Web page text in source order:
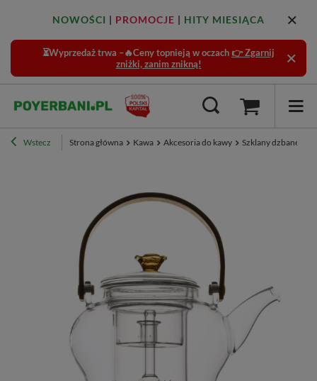
NOWOŚCI | PROMOCJE | HITY MIESIĄCA
⏳Wyprzedaż trwa –🔥Ceny topnieją w oczach 👉 Zgarnij
zniżki, zanim znikną!
Wstecz Strona główna Kawa Akcesoria do kawy Szklany dzbanek z